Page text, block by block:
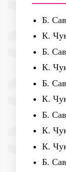
Б.
К.
Б.
К.
Б.
К.
Б.
К.
К.
Б.